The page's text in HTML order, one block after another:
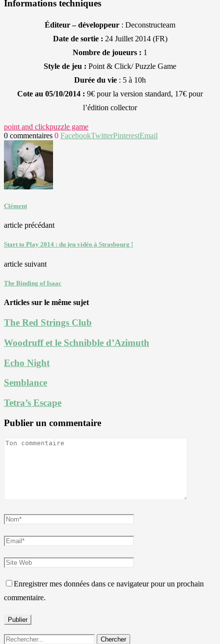
Informations techniques
Éditeur – développeur : Deconstructeam
Date de sortie : 24 Juillet 2014 (FR)
Nombre de joueurs : 1
Style de jeu : Point & Click/ Puzzle Game
Durée du vie : 5 à 10h
Cote au 05/10/2014 : 9€ pour la version standard, 17€ pour
l’édition collector
point and clickpuzzle game
0 commentaires 0 FacebookTwitterPinterestEmail
Clément
article précédant
Start to Play 2014 : du jeu vidéo à Strasbourg !
article suivant
The Binding of Isaac
Articles sur le même sujet
The Red Strings Club
Woodruff et le Schnibble d’Azimuth
Echo Night
Semblance
Tetra’s Escape
Publier un commentaire
Enregistrer mes données dans ce navigateur pour un prochain
commentaire.